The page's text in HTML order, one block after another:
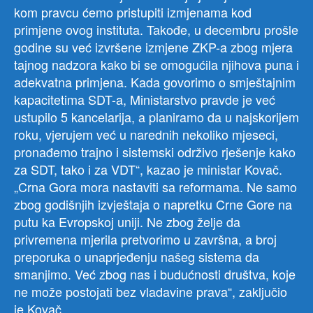
kom pravcu ćemo pristupiti izmjenama kod
primjene ovog instituta. Takođe, u decembru prošle
godine su već izvršene izmjene ZKP-a zbog mjera
tajnog nadzora kako bi se omogućila njihova puna i
adekvatna primjena. Kada govorimo o smještajnim
kapacitetima SDT-a, Ministarstvo pravde je već
ustupilo 5 kancelarija, a planiramo da u najskorijem
roku, vjerujem već u narednih nekoliko mjeseci,
pronađemo trajno i sistemski održivo rješenje kako
za SDT, tako i za VDT“, kazao je ministar Kovač.
„Crna Gora mora nastaviti sa reformama. Ne samo
zbog godišnjih izvještaja o napretku Crne Gore na
putu ka Evropskoj uniji. Ne zbog želje da
privremena mjerila pretvorimo u završna, a broj
preporuka o unaprjeđenju našeg sistema da
smanjimo. Već zbog nas i budućnosti društva, koje
ne može postojati bez vladavine prava“, zaključio
je Kovač.